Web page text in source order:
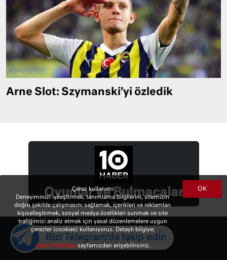
Arne Slot: Szymanski’yi özledik
Oyunlar ve Bulmacalar OK
Çerez kullanımı
Deneyiminizi iyileştirmek, tanımlama bilgilerini, sitemizin
doğru şekilde çalışmasını sağlamak, içerikleri ve reklamları
kişiselleştirmek, sosyal medya özellikleri sunmak ve site
trafiğimizi analiz etmek için yasal düzenlemelere uygun
çerezler (cookies) kullanıyoruz. Detaylı bilgiye;
Çerez Politikasısayfamızdan erişebilirsiniz.
Bizi Telegram'da takip edin